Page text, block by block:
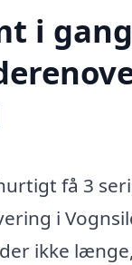
i
få 3
i
ikke